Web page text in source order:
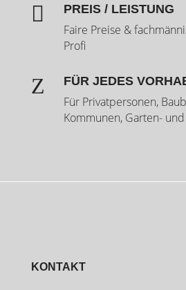
 PREIS / LEISTUNG
Faire Preise &
Profi
Z FÜR JEDES
Für Privatpersonen,
Kommunen, Garten-
KONTAKT